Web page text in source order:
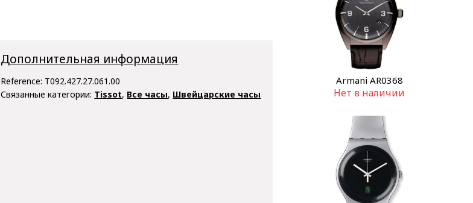
Дополнительная информация
Reference: T092.427.27.061.00
Связанные категории: Tissot, Все часы, Швейцарские часы
Armani AR0368
Нет в наличии